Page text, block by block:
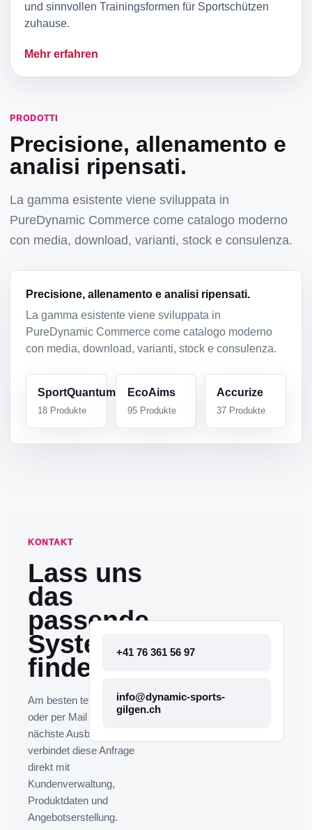
und sinnvollen Trainingsformen für Sportschützen
zuhause.
Mehr erfahren
PRODOTTI
Precisione, allenamento e
analisi ripensati.
La gamma esistente viene sviluppata in
PureDynamic Commerce come catalogo moderno
con media, download, varianti, stock e consulenza.
Precisione, allenamento e analisi ripensati.
La gamma esistente viene sviluppata in
PureDynamic Commerce come catalogo moderno
con media, download, varianti, stock e consulenza.
SportQuantum
18 Produkte
EcoAims
95Produkte
Accurize
37 Produkte
KONTAKT
Lass uns
das
passende
System
finden.
Am besten telefonisch
oder per Mail melden. Die
nächste Ausbaustufe
verbindet diese Anfrage
direkt mit
Kundenverwaltung,
Produktdaten und
Angebotserstellung.
+41 76 361 56 97
info@dynamic-sports-
gilgen.ch